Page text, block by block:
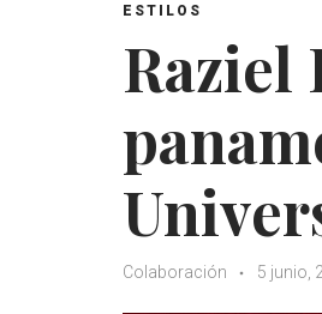
ESTILOS
Raziel
Colaboración 5 junio,